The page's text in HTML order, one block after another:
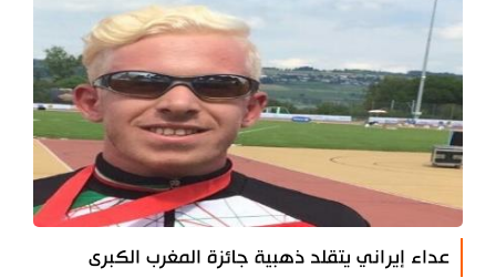
عداء إيراني يتقلد ذهبية جائزة المغرب الكبرى